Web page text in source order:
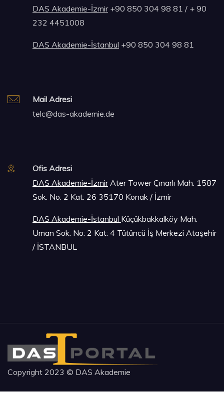
DAS Akademie-İzmir+90 850 304 98 81 / + 90
232 4451008
DAS Akademie-İstanbul +90 850 304 98 81
Mail Adresi
telc@das-akademie.de
Ofis Adresi
DAS Akademie-İzmirAter Tower Çınarlı Mah. 1587
Sok. No: 2 Kat: 26 35170 Konak / İzmir
DAS Akademie-İstanbul Küçükbakkalköy Mah.
Uman Sok. No: 2 Kat: 4 Tütüncü İş Merkezi Ataşehir
/ İSTANBUL
Copyright 2023 © DAS Akademie